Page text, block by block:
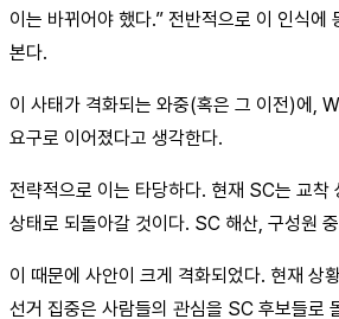
이는 바뀌어야 했다.” 전반적으로 이 인식
본다.
이 사태가 격화되는 와중(혹은 그 이전)에,
요구로 이어졌다고 생각한다.
전략적으로 이는 타당하다. 현재 SC는 교
상태로 되돌아갈 것이다. SC 해산, 구성원
이 때문에 사안이 크게 격화되었다. 현재
선거 집중은 사람들의 관심을 SC 후보들로